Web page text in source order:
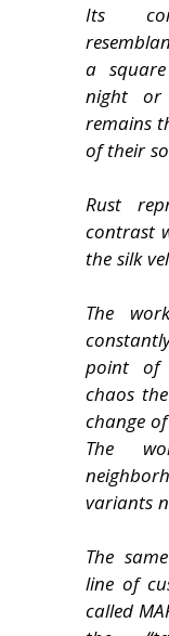
Its
a
night or
remains
of their
Rust
contrast
the silk
The
point of
chaos
change
The
variants
The
line of
called